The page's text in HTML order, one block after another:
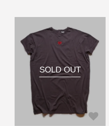
SOLD OUT